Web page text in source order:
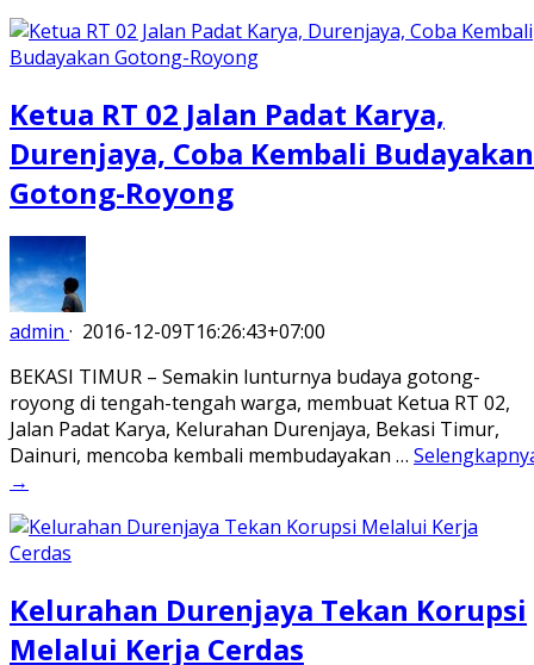
Ketua RT 02 Jalan Padat Karya,
Durenjaya, Coba Kembali Budayakan
Gotong-Royong
admin · 2016-12-09T16:26:43+07:00
BEKASI TIMUR – Semakin lunturnya budaya gotong-
royong di tengah-tengah warga, membuat Ketua RT 02,
Jalan Padat Karya, Kelurahan Durenjaya, Bekasi Timur,
Dainuri, mencoba kembali membudayakan …
→
Kelurahan Durenjaya Tekan Korupsi
Melalui Kerja Cerdas